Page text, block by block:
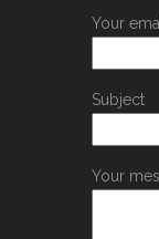
Your
Subject
Your